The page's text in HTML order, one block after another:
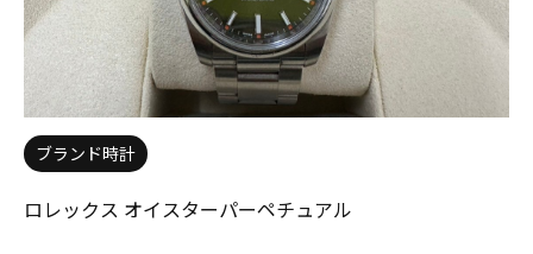
ブランド時計
ロレックス オイスターパーペチュアル